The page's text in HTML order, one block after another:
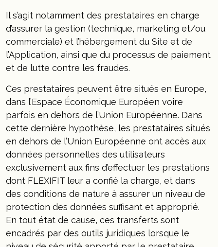
Il s’agit notamment des prestataires en charge
d’assurer la gestion (technique, marketing et/ou
commerciale) et l’hébergement du Site et de
l’Application, ainsi que du processus de paiement
et de lutte contre les fraudes.
Ces prestataires peuvent être situés en Europe,
dans l’Espace Économique Européen voire
parfois en dehors de l’Union Européenne. Dans
cette dernière hypothèse, les prestataires situés
en dehors de l’Union Européenne ont accès aux
données personnelles des utilisateurs
exclusivement aux fins d’effectuer les prestations
dont FLEXIFIT leur a confié la charge, et dans
des conditions de nature à assurer un niveau de
protection des données suffisant et approprié.
En tout état de cause, ces transferts sont
encadrés par des outils juridiques lorsque le